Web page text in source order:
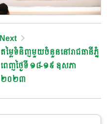
Next
តម្លៃទំនិញមួយចំនួននៅរាជធានីភ្នំ
ពេញថ្ងៃទី ១៨-១៩ ឧសភា
២០២៣